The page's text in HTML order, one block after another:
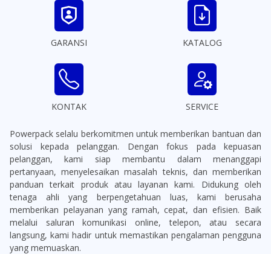
GARANSI KATALOG
KONTAK SERVICE
Powerpack selalu berkomitmen untuk memberikan bantuan dan
solusi kepada pelanggan. Dengan fokus pada kepuasan
pelanggan, kami siap membantu dalam menanggapi
pertanyaan, menyelesaikan masalah teknis, dan memberikan
panduan terkait produk atau layanan kami. Didukung oleh
tenaga ahli yang berpengetahuan luas, kami berusaha
memberikan pelayanan yang ramah, cepat, dan efisien. Baik
melalui saluran komunikasi online, telepon, atau secara
langsung, kami hadir untuk memastikan pengalaman pengguna
yang memuaskan.